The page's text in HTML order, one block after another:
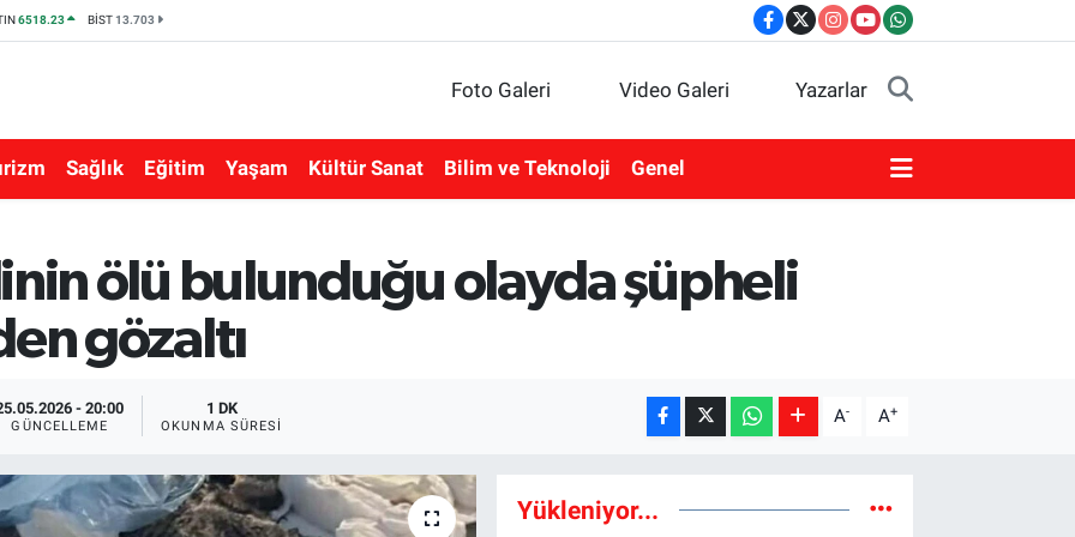
6518.23 BİST13.703
Foto Galeri Video Galeri Yazarlar
Sağlık Eğitim Yaşam Kültür Sanat Bilim ve Teknoloji Genel
ölü bulunduğu olayda şüpheli
gözaltı
- 20:00
GÜNCELLEME
1 DK
OKUNMA SÜRESI A- A+
Yükleniyor...